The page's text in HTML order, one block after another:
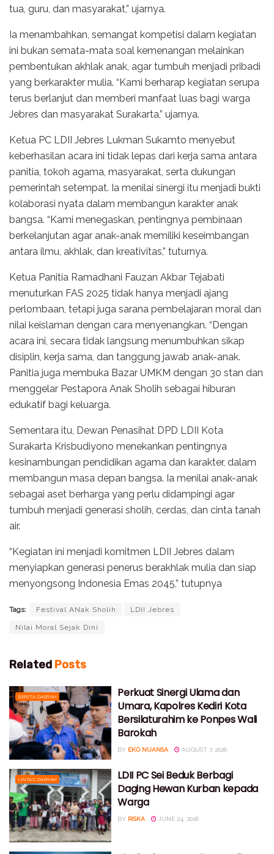
tua, guru, dan masyarakat,” ujarnya.
Ia menambahkan, semangat kompetisi dalam kegiatan
ini bukan semata-mata soal kemenangan melainkan
pembentukan akhlak anak, agar tumbuh menjadi pribadi
yang berkarakter mulia. “Kami berharap kegiatan serupa
terus berlanjut dan memberi manfaat luas bagi warga
Jebres dan masyarakat Surakarta,” ujarnya.
Ketua PC LDII Jebres Lukman Sukamto menyebut
keberhasilan acara ini tidak lepas dari kerja sama antara
panitia, tokoh agama, masyarakat, serta dukungan
pemerintah setempat. Ia menilai sinergi itu menjadi bukti
kolaborasi nyata dalam membangun karakter anak
bangsa. “Kami menegaskan, pentingnya pembinaan
berkelanjutan agar anak-anak memiliki keseimbangan
antara ilmu, akhlak, dan kreativitas,” tuturnya.
Ketua Panitia Ramadhani Fauzan Akbar Tejabati
menuturkan FAS 2025 tidak hanya menjadi ajang
perlombaan, tetapi juga sarana pembelajaran moral dan
nilai keislaman dengan cara menyenangkan. “Dengan
acara ini, secara tidak langsung menumbuhkan sikap
disiplin, kerja sama, dan tanggung jawab anak-anak.
Panitia juga membuka Bazar UMKM dengan 30 stan dan
menggelar Pestapora Anak Sholih sebagai hiburan
edukatif bagi keluarga.
Sementara itu, Dewan Penasihat DPD LDII Kota
Surakarta Krisbudiyono menekankan pentingnya
kesinambungan pendidikan agama dan karakter, dalam
membangun masa depan bangsa. Ia menilai anak-anak
sebagai aset berharga yang perlu didampingi agar
tumbuh menjadi generasi sholih, cerdas, dan cinta tanah
air.
“Kegiatan ini menjadi komitmen LDII Jebres dalam
menyiapkan generasi penerus berakhlak mulia dan siap
menyongsong Indonesia Emas 2045,” tutupnya
Tags: Festival ANak Sholih LDII Jebres
Nilai Moral Sejak Dini
Related Posts
BERITA DAERAH
Perkuat Sinergi Ulama dan
Umara, Kapolres Kediri Kota
Bersilaturahim ke Ponpes Wali
Barokah
BY EKO NUANSA AUGUST 7, 2026
LINTAS DAERAH
LDII PC Sei Beduk Berbagi
Daging Hewan Kurban kepada
Warga
BY RISKA JUNE 24, 2026